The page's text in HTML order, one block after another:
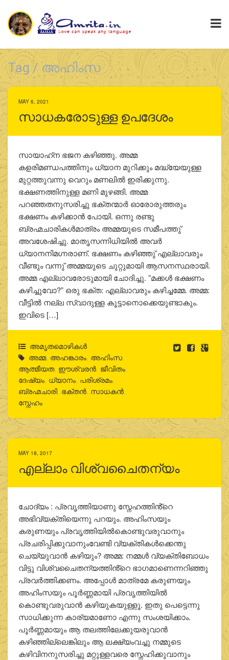
Tag / അഹിംസ
MAY 6, 2021
സാധകരോടുള്ള ഉപദേശം
സായാഹ്‌ന ഭജന കഴിഞ്ഞു. അമ്മ
കളരിമണ്ഡപത്തിനും ധ്യാന മുറിക്കും മദ്ധ്യേയുള്ള
മുറ്റത്തുവന്നു വെറും മണലിൽ ഇരിക്കുന്നു.
ഭക്ഷണത്തിനുള്ള മണി മുഴങ്ങി. അമ്മ
പറഞ്ഞതനുസരിച്ചു ഭക്തന്മാർ ഓരോരുത്തരും
ഭക്ഷണം കഴിക്കാൻ പോയി. ഒന്നു രണ്ടു
ബ്രഹ്മചാരികൾമാത്രം അമ്മയുടെ സമീപത്തു്
അവശേഷിച്ചു. മാതൃസന്നിധിയിൽ അവർ
ധ്യാനനിമഗ്നരാണ്. ഭക്ഷണം കഴിഞ്ഞു് എല്ലാവരും
വീണ്ടും വന്നു് അമ്മയുടെ ചുറ്റുമായി ആസനസ്ഥരായി.
അമ്മ എല്ലാവരോടുമായി ചോദിച്ചു. ”മക്കൾ ഭക്ഷണം
കഴിച്ചുവോ?” ഒരു ഭക്ത: എല്ലാവരും കഴിച്ചമ്മേ. അമ്മ:
വീട്ടിൽ നല്ല സ്വാദുള്ള കൂട്ടാനൊക്കെയുണ്ടാകും.
ഇവിടെ […]
അമൃതമൊഴികള്‍
അമ്മ, അഹങ്കാരം, അഹിംസ,
ആത്മീയത, ഈശ്വരന്‍, ജീവിതം,
ദേഷ്യം, ധ്യാനം, പരിശ്രമം,
ബ്രഹ്മചാരി, ഭക്തന്‍, സാധകന്‍,
സ്നേഹം
MAY 18, 2017
എല്ലാം വിശ്വചൈതന്യം
ചോദ്യം : പ്രവൃത്തിയാണു സ്നേഹത്തിൻ്റെ
അഭിവ്യക്തിയെന്നു പറയും. അഹിംസയും
കരുണയും പ്രവൃത്തിയില്‍കൊണ്ടുവരുവാനും
പ്രചരിപ്പിക്കുവാനുംവേണ്ടി വ്യക്തികള്‍ക്കെന്തു
ചെയ്യുവാന്‍ കഴിയും? അമ്മ: നമ്മള്‍ വ്യക്തിബോധം
വിട്ടു വിശ്വചൈതന്യത്തിൻ്റെ ഭാഗമാണെന്നറിഞ്ഞു
പ്രവര്‍ത്തിക്കണം. അപ്പോള്‍ മാത്രമേ കരുണയും
അഹിംസയും പൂര്‍ണ്ണമായി പ്രവൃത്തിയില്‍
കൊണ്ടുവരുവാന്‍ കഴിയുകയുള്ളൂ. ഇതു പെട്ടെന്നു
സാധിക്കുന്ന കാര്യമാണോ എന്നു സംശയിക്കാം.
പൂര്‍ണ്ണമായും ആ തലത്തിലേക്കുയരുവാന്‍
കഴിഞ്ഞില്ലെങ്കിലും ആ ലക്ഷ്യംവച്ചു നമ്മുടെ
കഴിവിനനുസരിച്ചു മറ്റുള്ളവരെ സ്നേഹിക്കുവാനും